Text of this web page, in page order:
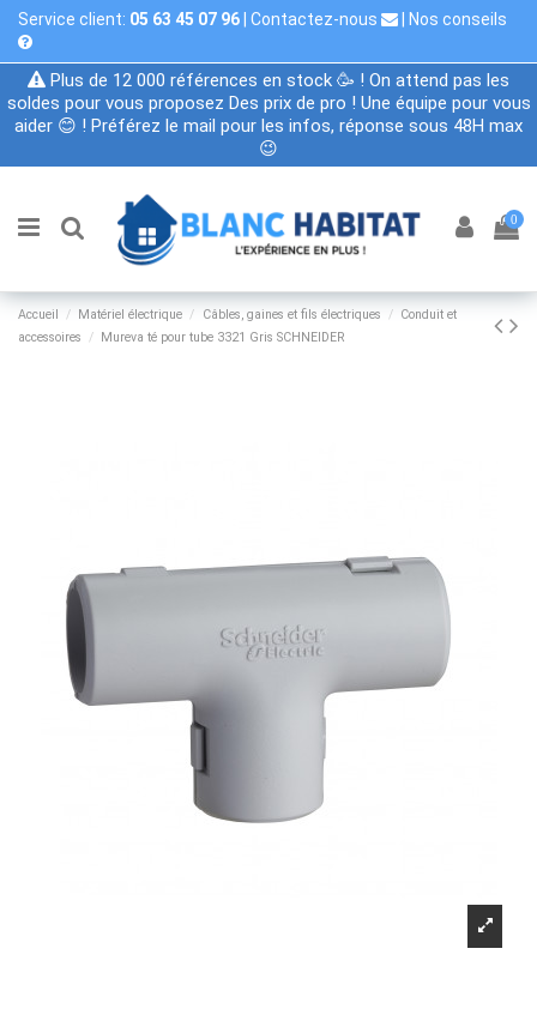
Service client: 05 63 45 07 96 Contactez-nous Nos conseils
Plus de 12 000 références en stock 🥳 ! On attend pas les
soldes pour vous proposez Des prix de pro ! Une équipe pour vous
aider 😊 ! Préférez le mail pour les infos, réponse sous 48H max
😉
0
Accueil Matériel électrique Câbles, gaines et fils électriques
Conduit et
accessoires
Mureva té pour tube 3321 Gris SCHNEIDER